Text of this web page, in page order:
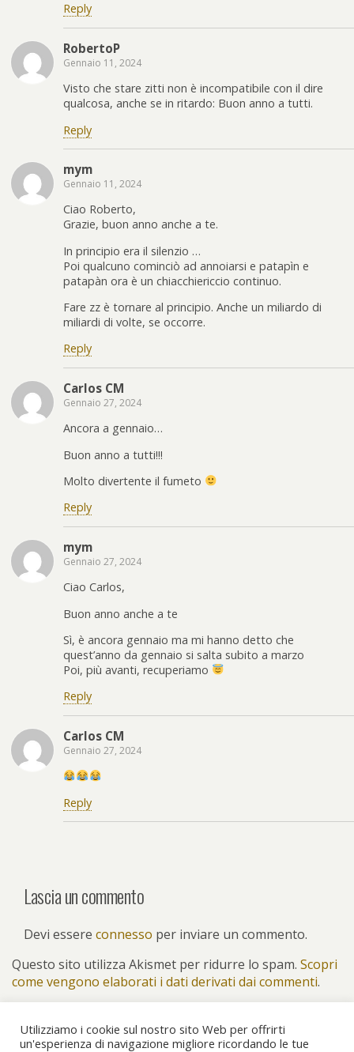
Reply
RobertoP
Gennaio 11, 2024
Visto che stare zitti non è incompatibile con il dire
qualcosa, anche se in ritardo: Buon anno a tutti.
Reply
mym
Gennaio 11, 2024
Ciao Roberto,
Grazie, buon anno anche a te.
In principio era il silenzio …
Poi qualcuno cominciò ad annoiarsi e patapìn e
patapàn ora è un chiacchiericcio continuo.
Fare zz è tornare al principio. Anche un miliardo di
miliardi di volte, se occorre.
Reply
Carlos CM
Gennaio 27, 2024
Ancora a gennaio…
Buon anno a tutti!!!
Molto divertente il fumeto
Reply
mym
Gennaio 27, 2024
Ciao Carlos,
Buon anno anche a te
Sì, è ancora gennaio ma mi hanno detto che
quest’anno da gennaio si salta subito a marzo
Poi, più avanti, recuperiamo
Reply
Carlos CM
Gennaio 27, 2024
Reply
Lascia un commento
Devi essere connesso per inviare un commento.
Questo sito utilizza Akismet per ridurre lo spam. Scopri
come vengono elaborati i dati derivati dai commenti.
Utilizziamo i cookie sul nostro sito Web per offrirti
un'esperienza di navigazione migliore ricordando le tue